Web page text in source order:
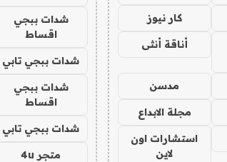
كار نيوز
أناقة أنثى
مدسن
مجلة الابداع
استشارات اون
لاين
شدات ببجي
اقساط
شدات ببجي تابي
شدات ببجي
اقساط
شدات ببجي تابي
متجر 4u